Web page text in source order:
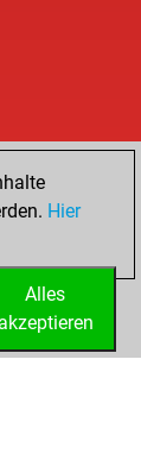
Hier
Alles
akzeptieren